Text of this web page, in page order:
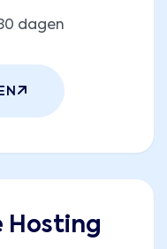
dagen
Hosting